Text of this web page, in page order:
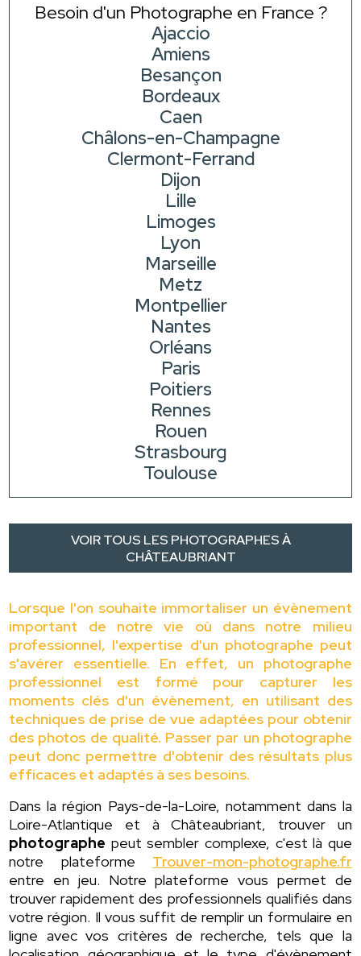
Besoin d'un Photographe en France ?
Ajaccio
Amiens
Besançon
Bordeaux
Caen
Châlons-en-Champagne
Clermont-Ferrand
Dijon
Lille
Limoges
Lyon
Marseille
Metz
Montpellier
Nantes
Orléans
Paris
Poitiers
Rennes
Rouen
Strasbourg
Toulouse
VOIR TOUS LES PHOTOGRAPHES À
CHÂTEAUBRIANT
Lorsque l'on souhaite immortaliser un évènement
important de notre vie où dans notre milieu
professionnel, l'expertise d'un photographe peut
s'avérer essentielle. En effet, un photographe
professionnel est formé pour capturer les
moments clés d'un évènement, en utilisant des
techniques de prise de vue adaptées pour obtenir
des photos de qualité. Passer par un photographe
peut donc permettre d'obtenir des résultats plus
efficaces et adaptés à ses besoins.
Dans la région Pays-de-la-Loire, notamment dans la
Loire-Atlantique et à Châteaubriant, trouver un
photographe peut sembler complexe, c'est là que
notre plateforme Trouver-mon-photographe.fr
entre en jeu. Notre plateforme vous permet de
trouver rapidement des professionnels qualifiés dans
votre région. Il vous suffit de remplir un formulaire en
ligne avec vos critères de recherche, tels que la